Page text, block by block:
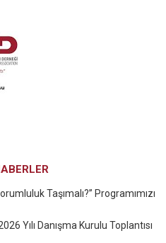
Taşımalı?” Programımızı
Yılı Danışma Kurulu Toplantısı